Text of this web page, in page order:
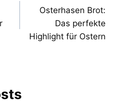
Osterhasen Brot:
Das perfekte
Highlight für Ostern